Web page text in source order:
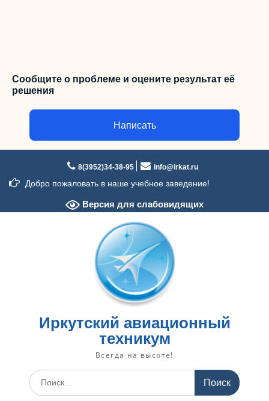
Сообщите о проблеме и оцените результат её
решения
Написать
содержимому
8(3952)34-38-95 info@irkat.ru
Добро пожаловать в наше учебное заведение!
Версия для слабовидящих
Иркутский авиационный
техникум
Всегда на высоте!
Искать: